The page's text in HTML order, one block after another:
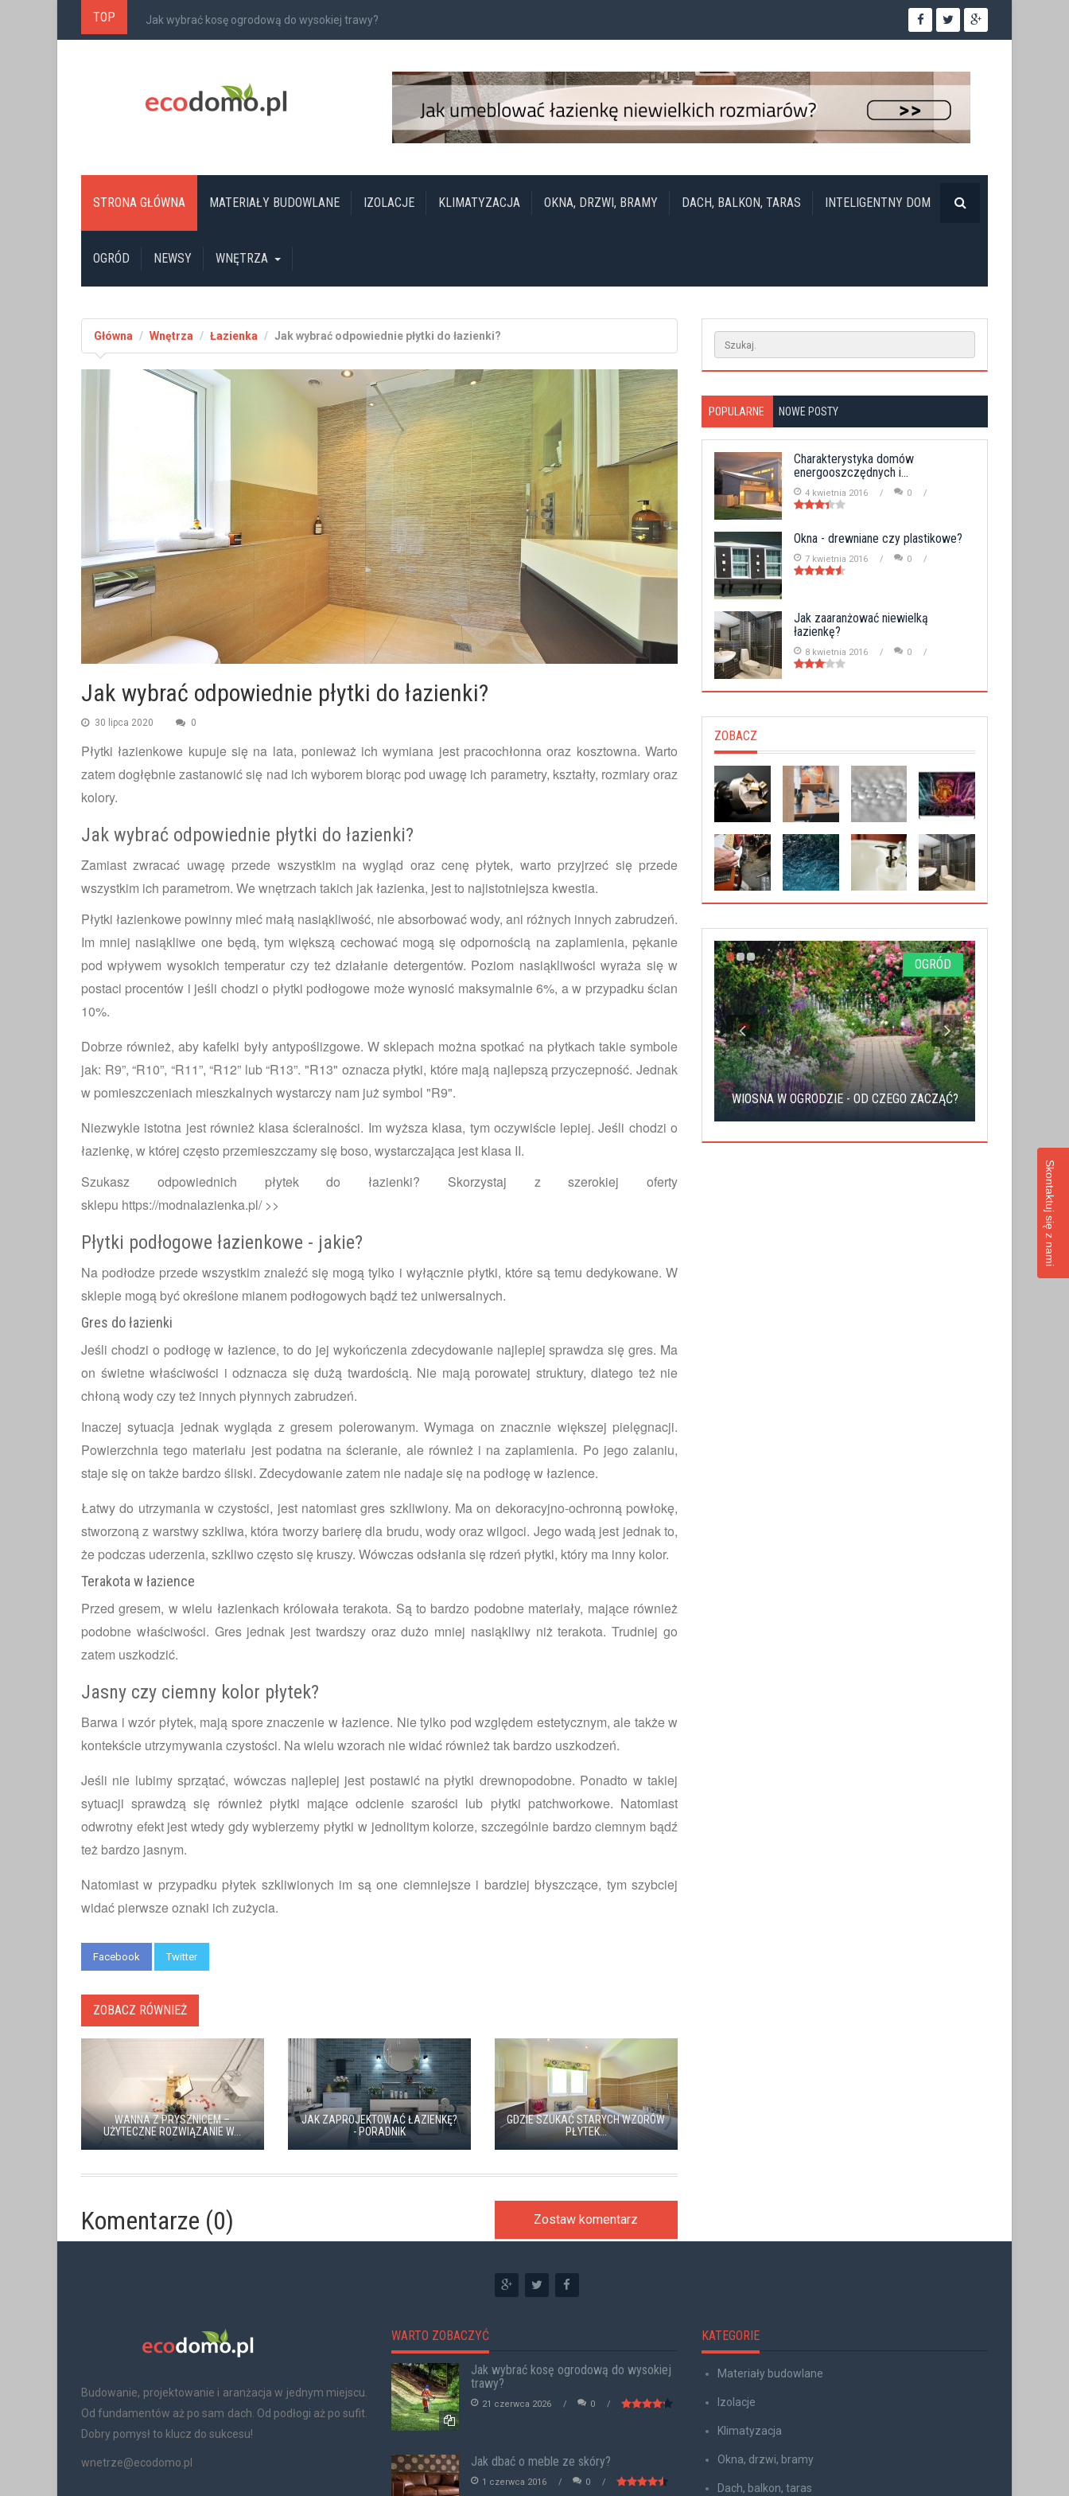
TOP Jak wybrać kosę ogrodową do wysokiej trawy?
STRONA GŁÓWNA MATERIAŁY BUDOWLANE IZOLACJE KLIMATYZACJA OKNA, DRZWI, BRAMY DACH, BALKON, TARAS INTELIGENTNY DOM
OGRÓD NEWSY WNĘTRZA
Główna Wnętrza Łazienka Jak wybrać odpowiednie płytki do łazienki?
Jak wybrać odpowiednie płytki do łazienki?
30 lipca 2020 0
Płytki łazienkowe kupuje się na lata, ponieważ ich wymiana jest pracochłonna oraz kosztowna. Warto
zatem dogłębnie zastanowić się nad ich wyborem biorąc pod uwagę ich parametry, kształty, rozmiary oraz
kolory.
Jak wybrać odpowiednie płytki do łazienki?
Zamiast zwracać uwagę przede wszystkim na wygląd oraz cenę płytek, warto przyjrzeć się przede
wszystkim ich parametrom. We wnętrzach takich jak łazienka, jest to najistotniejsza kwestia.
Płytki łazienkowe powinny mieć małą nasiąkliwość, nie absorbować wody, ani różnych innych zabrudzeń.
Im mniej nasiąkliwe one będą, tym większą cechować mogą się odpornością na zaplamienia, pękanie
pod wpływem wysokich temperatur czy też działanie detergentów. Poziom nasiąkliwości wyraża się w
postaci procentów i jeśli chodzi o płytki podłogowe może wynosić maksymalnie 6%, a w przypadku ścian
10%.
Dobrze również, aby kafelki były antypoślizgowe. W sklepach można spotkać na płytkach takie symbole
jak: R9”, “R10”, “R11”, “R12” lub “R13”. "R13" oznacza płytki, które mają najlepszą przyczepność. Jednak
w pomieszczeniach mieszkalnych wystarczy nam już symbol "R9".
Niezwykle istotna jest również klasa ścieralności. Im wyższa klasa, tym oczywiście lepiej. Jeśli chodzi o
łazienkę, w której często przemieszczamy się boso, wystarczająca jest klasa II.
Szukasz odpowiednich płytek do łazienki? Skorzystaj z szerokiej oferty
sklepu https://modnalazienka.pl/ >>
Płytki podłogowe łazienkowe - jakie?
Na podłodze przede wszystkim znaleźć się mogą tylko i wyłącznie płytki, które są temu dedykowane. W
sklepie mogą być określone mianem podłogowych bądź też uniwersalnych.
Gres do łazienki
Jeśli chodzi o podłogę w łazience, to do jej wykończenia zdecydowanie najlepiej sprawdza się gres. Ma
on świetne właściwości i odznacza się dużą twardością. Nie mają porowatej struktury, dlatego też nie
chłoną wody czy też innych płynnych zabrudzeń.
Inaczej sytuacja jednak wygląda z gresem polerowanym. Wymaga on znacznie większej pielęgnacji.
Powierzchnia tego materiału jest podatna na ścieranie, ale również i na zaplamienia. Po jego zalaniu,
staje się on także bardzo śliski. Zdecydowanie zatem nie nadaje się na podłogę w łazience.
Łatwy do utrzymania w czystości, jest natomiast gres szkliwiony. Ma on dekoracyjno-ochronną powłokę,
stworzoną z warstwy szkliwa, która tworzy barierę dla brudu, wody oraz wilgoci. Jego wadą jest jednak to,
że podczas uderzenia, szkliwo często się kruszy. Wówczas odsłania się rdzeń płytki, który ma inny kolor.
Terakota w łazience
Przed gresem, w wielu łazienkach królowała terakota. Są to bardzo podobne materiały, mające również
podobne właściwości. Gres jednak jest twardszy oraz dużo mniej nasiąkliwy niż terakota. Trudniej go
zatem uszkodzić.
Jasny czy ciemny kolor płytek?
Barwa i wzór płytek, mają spore znaczenie w łazience. Nie tylko pod względem estetycznym, ale także w
kontekście utrzymywania czystości. Na wielu wzorach nie widać również tak bardzo uszkodzeń.
Jeśli nie lubimy sprzątać, wówczas najlepiej jest postawić na płytki drewnopodobne. Ponadto w takiej
sytuacji sprawdzą się również płytki mające odcienie szarości lub płytki patchworkowe. Natomiast
odwrotny efekt jest wtedy gdy wybierzemy płytki w jednolitym kolorze, szczególnie bardzo ciemnym bądź
też bardzo jasnym.
Natomiast w przypadku płytek szkliwionych im są one ciemniejsze i bardziej błyszczące, tym szybciej
widać pierwsze oznaki ich zużycia.
Facebook Twitter
ZOBACZ RÓWNIEŻ
WANNA Z PRYSZNICEM –
UŻYTECZNE ROZWIĄZANIE W...
JAK ZAPROJEKTOWAĆ ŁAZIENKĘ?
- PORADNIK
GDZIE SZUKAĆ STARYCH WZORÓW
PŁYTEK...
Komentarze (0) Zostaw komentarz
POPULARNE NOWE POSTY
Charakterystyka domów
energooszczędnych i...
4 kwietnia 2016 0
Okna - drewniane czy plastikowe?
7 kwietnia 2016 0
Jak zaaranżować niewielką
łazienkę?
8 kwietnia 2016 0
ZOBACZ
MATERIAŁY BUDOWLANE OGRÓD
WIOSNA W OGRODZIE - OD CZEGO ZACZĄĆ?
Budowanie, projektowanie i aranżacja w jednym miejscu.
Od fundamentów aż po sam dach. Od podłogi aż po sufit.
Dobry pomysł to klucz do sukcesu!
wnetrze@ecodomo.pl
WARTO ZOBACZYĆ
Jak wybrać kosę ogrodową do wysokiej
trawy?
21 czerwca 2026 0
Jak dbać o meble ze skóry?
1 czerwca 2016 0
KATEGORIE
Materiały budowlane
Izolacje
Klimatyzacja
Okna, drzwi, bramy
Dach, balkon, taras
Skontaktuj się z nami